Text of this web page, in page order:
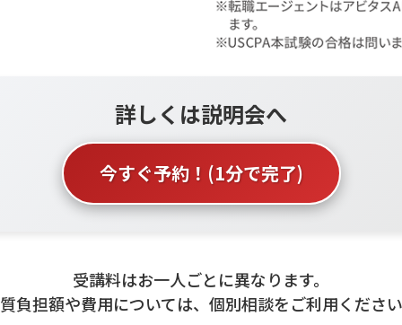
詳しくは説明会へ
今すぐ予約！ (1分で完了)
受講料はお一人ごとに異なります。
負担額や費用については、個別相談をご利用くださ